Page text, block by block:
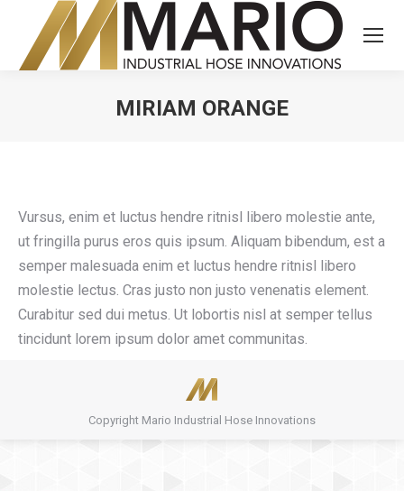
MIRIAM ORANGE
Vursus, enim et luctus hendre ritnisl libero molestie ante,
ut fringilla purus eros quis ipsum. Aliquam bibendum, est a
semper malesuada enim et luctus hendre ritnisl libero
molestie lectus. Cras justo non justo venenatis element.
Curabitur sed dui metus. Ut lobortis nisl at semper tellus
tincidunt lorem ipsum dolor amet communitas.
Copyright Mario Industrial Hose Innovations